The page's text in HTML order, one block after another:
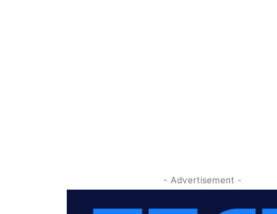
- Advertisement -